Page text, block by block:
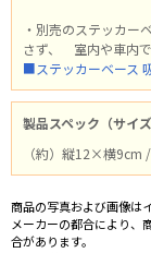
・別売のステッカー
さず、 室内や車内で
■ステッカーベース
製品スペック（サイ
（約）縦12×横9cm
商品の写真および画像は
メーカーの都合により、
合があります。